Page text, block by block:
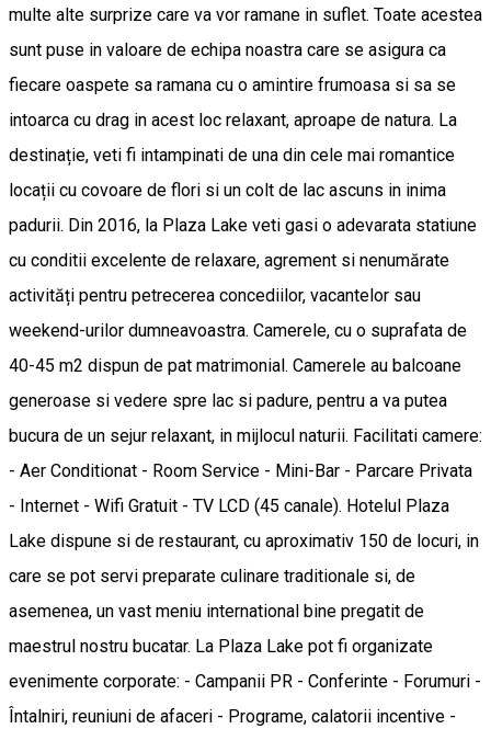
multe alte surprize care va vor ramane in suflet. Toate acestea
sunt puse in valoare de echipa noastra care se asigura ca
fiecare oaspete sa ramana cu o amintire frumoasa si sa se
intoarca cu drag in acest loc relaxant, aproape de natura. La
destinație, veti fi intampinati de una din cele mai romantice
locații cu covoare de flori si un colt de lac ascuns in inima
padurii. Din 2016, la Plaza Lake veti gasi o adevarata statiune
cu conditii excelente de relaxare, agrement si nenumărate
activități pentru petrecerea concediilor, vacantelor sau
weekend-urilor dumneavoastra. Camerele, cu o suprafata de
40-45 m2 dispun de pat matrimonial. Camerele au balcoane
generoase si vedere spre lac si padure, pentru a va putea
bucura de un sejur relaxant, in mijlocul naturii. Facilitati camere:
- Aer Conditionat - Room Service - Mini-Bar - Parcare Privata
- Internet - Wifi Gratuit - TV LCD (45 canale). Hotelul Plaza
Lake dispune si de restaurant, cu aproximativ 150 de locuri, in
care se pot servi preparate culinare traditionale si, de
asemenea, un vast meniu international bine pregatit de
maestrul nostru bucatar. La Plaza Lake pot fi organizate
evenimente corporate: - Campanii PR - Conferinte - Forumuri -
Întalniri, reuniuni de afaceri - Programe, calatorii incentive -